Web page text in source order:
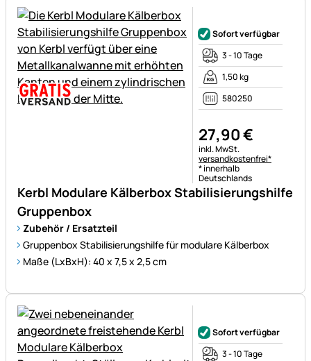
Kerbl Modulare Kälberbox Stabilisierungshilfe
Gruppenbox
Zubehör / Ersatzteil
Gruppenbox Stabilisierungshilfe für modulare Kälberbox
Maße (LxBxH): 40 x 7,5 x 2,5 cm
Sofort verfügbar
3 - 10 Tage
1,50 kg
580250
27,90€
Steuerhinweis:
inkl. MwSt.
versandkostenfrei*
* innerhalb
Deutschlands
Sofort verfügbar
3 - 10 Tage